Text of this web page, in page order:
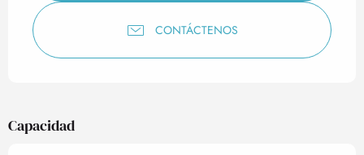
CONTÁCTENOS
Capacidad